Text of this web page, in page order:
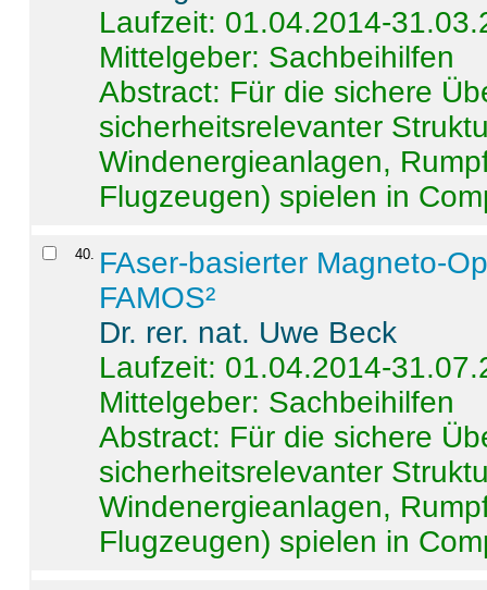
Laufzeit: 01.04.2014-
Mittelgeber: Sachbeihilfen
Abstract: Für die sichere
sicherheitsrelevanter
Windenergieanlagen,
Flugzeugen) spielen in
40. FAser-basierter Magneto-
FAMOS²
Dr. rer. nat. Uwe Beck
Laufzeit: 01.04.2014-
Mittelgeber: Sachbeihilfen
Abstract: Für die sichere
sicherheitsrelevanter
Windenergieanlagen,
Flugzeugen) spielen in